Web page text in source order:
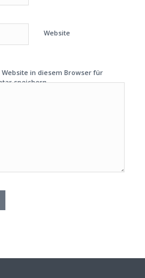
Website
in diesem Browser für
speichern.